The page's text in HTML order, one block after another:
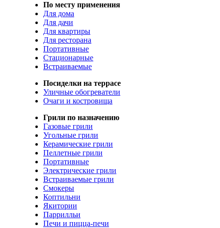
По месту применения
Для дома
Для дачи
Для квартиры
Для ресторана
Портативные
Стационарные
Встраиваемые
Посиделки на террасе
Уличные обогреватели
Очаги и костровища
Грили по назначению
Газовые грили
Угольные грили
Керамические грили
Пеллетные грили
Портативные
Электрические грили
Встраиваемые грили
Смокеры
Коптильни
Якитории
Паррилльи
Печи и пицца-печи